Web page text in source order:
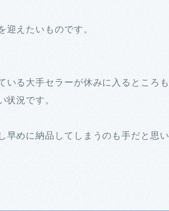
えたいものです。
いる大手セラーが休みに入るところも
状況です。
早めに納品してしまうのも手だと思い